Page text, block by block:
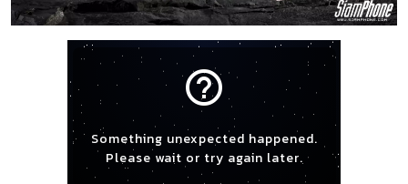
help_outline
Something unexpected happened.
Please wait or try again later.